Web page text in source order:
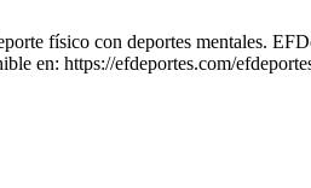
físico con deportes mentales.
en: https://efdeportes.com/